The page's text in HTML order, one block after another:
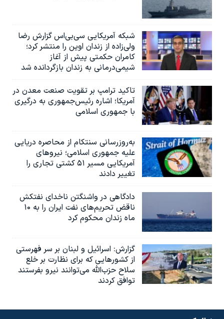
شبکه آمریکایی سی‌بی‌‌اس گزارش رضا
ولی‌زاده از زندان اوین را منتشر کرد؛
کامران حکمتی پیش از آغاز
شیمی‌درمانی به زندان بازگردانده شد
تاکید ترامپ بر تقویت صنعت معدن در
آمریکا؛ اشاره رئیس‌جمهوری به درگیری
با جمهوری اسلامی
به‌روزرسانی سنتکام از محاصره دریایی
علیه جمهوری اسلامی؛ نیروهای
آمریکایی مسیر ۵۱ کشتی تجاری را
تغییر دادند
دادگاهی در واشنگتن ناخدای نفتکش
ناقض تحریم‌های نفت ایران را به ۱۰
ماه زندان محکوم کرد
گزارش‌: اسرائيل و لبنان بر سر فهرستی
از کشورهایی که برای نظارت بر خلع
سلاح حزب‌الله می‌توانند نیرو بفرستند
توافق کردند